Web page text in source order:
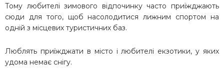
Тому любителі зимового відпочинку часто приїжджають
сюди для того, щоб насолодитися лижним спортом на
одній з місцевих туристичних баз.
Люблять приїжджати в місто і любителі екзотики, у яких
удома немає снігу.